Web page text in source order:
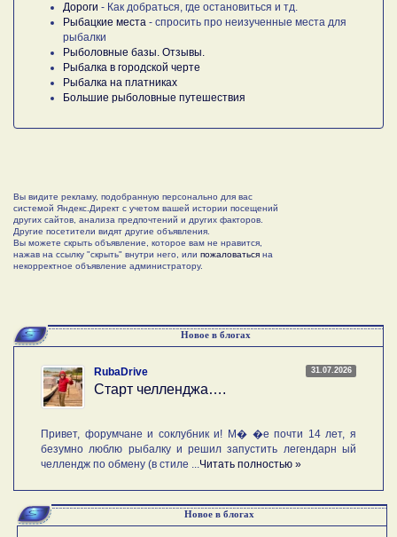
Дороги - Как добраться, где остановиться и тд.
Рыбацкие места - спросить про неизученные места для
рыбалки
Рыболовные базы. Отзывы.
Рыбалка в городской черте
Рыбалка на платниках
Большие рыболовные путешествия
Вы видите рекламу, подобранную персонально для вас
системой Яндекс.Директ с учетом вашей истории посещений
других сайтов, анализа предпочтений и других факторов.
Другие посетители видят другие объявления.
Вы можете скрыть объявление, которое вам не нравится,
нажав на ссылку "скрыть" внутри него, или пожаловаться на
некорректное объявление администратору.
Новое в блогах
31.07.2026
RubaDrive
Старт челленджа….
Привет, форумчане и соклубник и! М� �е почти 14 лет, я
безумно люблю рыбалку и решил запустить легендарн ый
челлендж по обмену (в стиле ...Читать полностью »
Новое в блогах